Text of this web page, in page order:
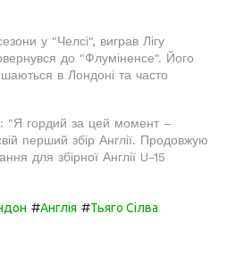
у "Челсі", виграв Лігу
до "Флуміненсе". Його
в Лондоні та часто
"Я гордий за цей момент –
перший збір Англії. Продовжую
для збірної Англії U-15
#Англія #Тьяго Сілва